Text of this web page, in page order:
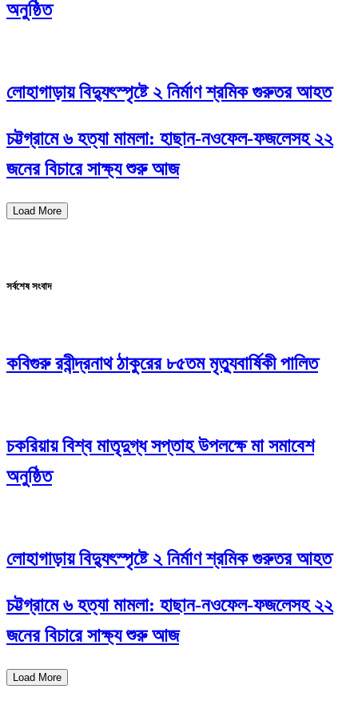
অনুষ্ঠিত
লোহাগাড়ায় বিদ্যুৎস্পৃষ্টে ২ নির্মাণ শ্রমিক গুরুতর আহত
চট্টগ্রামে ৬ হত্যা মামলা: হাছান-নওফেল-ফজলেসহ ২২
জনের বিচারে সাক্ষ্য শুরু আজ
Load More
সর্বশেষ সংবাদ
কবিগুরু রবীন্দ্রনাথ ঠাকুরের ৮৫তম মৃত্যুবার্ষিকী পালিত
চকরিয়ায় বিশ্ব মাতৃদুগ্ধ সপ্তাহ উপলক্ষে মা সমাবেশ
অনুষ্ঠিত
লোহাগাড়ায় বিদ্যুৎস্পৃষ্টে ২ নির্মাণ শ্রমিক গুরুতর আহত
চট্টগ্রামে ৬ হত্যা মামলা: হাছান-নওফেল-ফজলেসহ ২২
জনের বিচারে সাক্ষ্য শুরু আজ
Load More